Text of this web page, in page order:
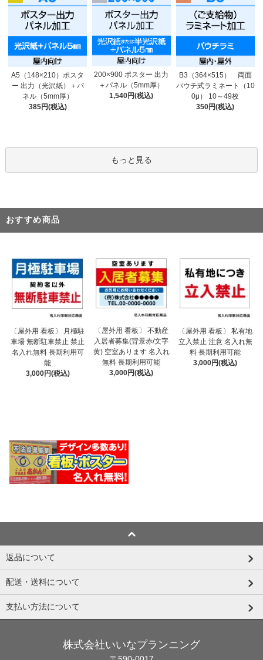
A5（148×210）ポスタ
ー 出力（光沢紙）＋パ
ネル（5mm厚）
385円(税込)
200×900 ポスター 出力
＋パネル（5mm厚）
1,540円(税込)
B3（364×515） 両面
パウチ式ラミネート（10
0μ） 10～49枚
350円(税込)
もっと見る
おすすめ商品
〔屋外用 看板〕 月極駐
車場 無断駐車禁止 禁止
名入れ無料 長期利用可
能
3,000円(税込)
〔屋外用 看板〕 不動産
入居者募集(背景赤/文字
黄) 空室あります 名入れ
無料 長期利用可能
3,000円(税込)
〔屋外用 看板〕 私有地
立入禁止 注意 名入れ無
料 長期利用可能
3,000円(税込)
返品について
配送・送料について
支払い方法について
株式会社いいなプランニング